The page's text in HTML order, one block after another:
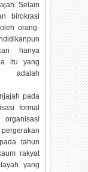
Selain
birokrasi
orang-
hanya
itu yang
adalah
pada
formal
tahun
rakyat
yang